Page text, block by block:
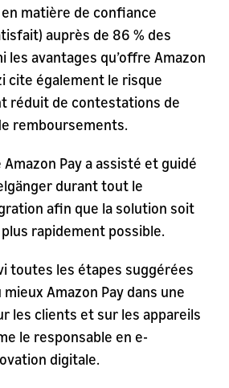
matière de confiance
auprès de 86 % des
les avantages qu’offre Amazon
cite également le risque
réduit de contestations de
remboursements.
Amazon Pay a assisté et guidé
durant tout le
afin que la solution soit
rapidement possible.
toutes les étapes suggérées
Amazon Pay dans une
les clients et sur les appareils
le responsable en e-
digitale.